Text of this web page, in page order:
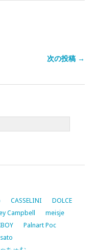
次の投稿 →
CASSELINI
DOLCE
Campbell
meisje
Palnart Poc